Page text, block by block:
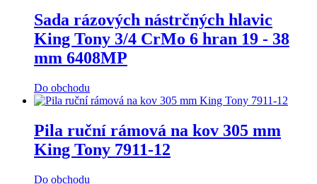
Sada rázových nástrčných hlavic
King Tony 3/4 CrMo 6 hran 19 - 38
mm 6408MP
Do obchodu
Pila ruční rámová na kov 305 mm
King Tony 7911-12
Do obchodu